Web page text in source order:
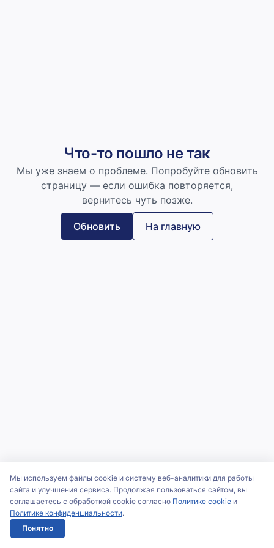
Что-то пошло не так
Мы уже знаем о проблеме. Попробуйте обновить
страницу — если ошибка повторяется,
вернитесь чуть позже.
Обновить На главную
Мы используем файлы cookie и систему веб-аналитики для работы
сайта и улучшения сервиса. Продолжая пользоваться сайтом, вы
соглашаетесь с обработкой cookie согласно Политике cookie и
Политике конфиденциальности.
Понятно